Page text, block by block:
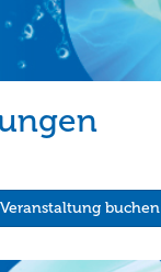
buchen